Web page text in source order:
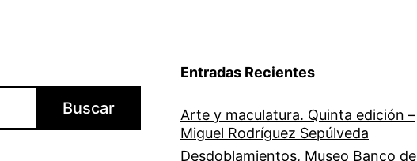
Buscar
Entradas Recientes
Arte y maculatura. Quinta edición –
Miguel Rodríguez Sepúlveda
Desdoblamientos, Museo Banco de